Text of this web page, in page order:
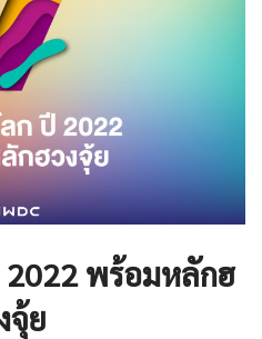
2022 พร้อมหลักฮ
จุ้ย